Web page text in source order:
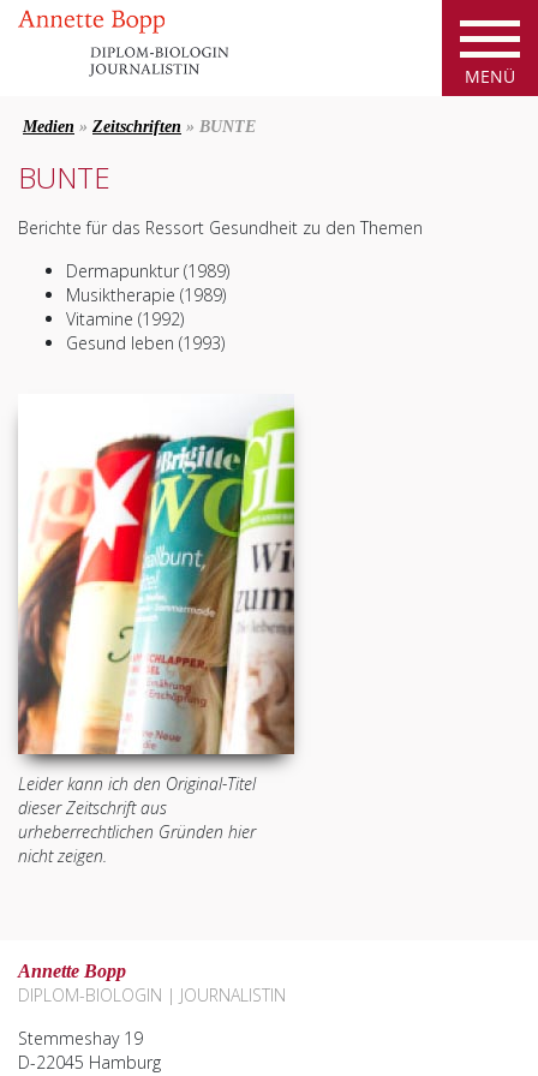
Leider kann ich den Original-Titel
dieser Zeitschrift aus
urheberrechtlichen Gründen hier
nicht zeigen.
Medien » Zeitschriften » BUNTE
BUNTE
Berichte für das Ressort Gesundheit zu den Themen
Dermapunktur (1989)
Musiktherapie (1989)
Vitamine (1992)
Gesund leben (1993)
Annette Bopp
DIPLOM-BIOLOGIN | JOURNALISTIN
Stemmeshay 19
D-22045 Hamburg